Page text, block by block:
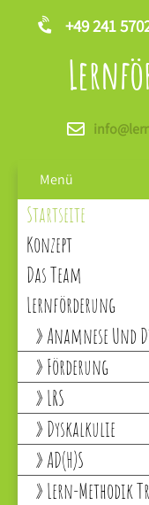
+49 241
Menü
Startseite
Konzept
Das Team
Lernförderung
Anamnese Und
Förderung
LRS
Dyskalkulie
AD(H)S
Lern-Methodik